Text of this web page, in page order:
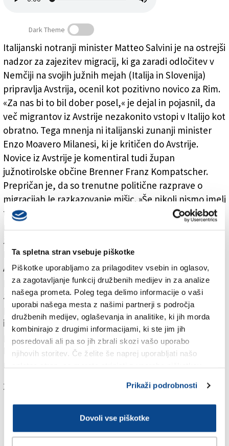
Ta spletna stran vsebuje piškotke
Piškotke uporabljamo za prilagoditev vsebin in oglasov,
za zagotavljanje funkcij družbenih medijev in za analize
našega prometa. Poleg tega delimo informacije o vaši
uporabi našega mesta z našimi partnerji s področja
družbenih medijev, oglaševanja in analitike, ki jih morda
kombinirajo z drugimi informacijami, ki ste jim jih
posredovali ali pa so jih zbrali skozi vašo uporabo
njihovih storitev. Če želite še naprej uporabljati našo
Prikaži podrobnosti
Dovoli vse piškotke
Južni Tirolci kritični do Avstrije (in Salvinija)
Dark Theme
Italijanski notranji minister Matteo Salvini je na ostrejši
nadzor za zajezitev migracij, ki ga zaradi odločitev v
Nemčiji na svojih južnih mejah (Italija in Slovenija)
pripravlja Avstrija, ocenil kot pozitivno novico za Rim.
«Za nas bi to bil dober posel,« je dejal in pojasnil, da
več migrantov iz Avstrije nezakonito vstopi v Italijo kot
obratno. Tega mnenja ni italijanski zunanji minister
Enzo Moavero Milanesi, ki je kritičen do Avstrije.
Novice iz Avstrije je komentiral tudi župan
južnotirolske občine Brenner Franz Kompatscher.
Prepričan je, da so trenutne politične razprave o
migracijah le razkazovanje mišic. »Še nikoli nismo imeli
tako malo migrantov kot sedaj, številke so zelo v
mejah,« je dejal. Ko gre za migracije, po mnenju
župana ni več mogoče govoriti o problemu. Tudi
Kompatscher deli vtis, da trenutno več ljudi pride iz
Avstrije v Italijo kot obratno. Sicer pa na meji že sedaj
preverijo vsak vlak in vsak tovorni vlak, je dodal
župan. Dodatni nadzor tovornjakov in avtomobilov bi
po njegovem mnenju povzročil le gospodarsko škodo
in zastoje. Razmere na Brennerju so zelo mirne tudi
po mnenju deželnega glavarja Južne Tirolske Arna
Kompatscherja. Po njegovem mnenju pa so trenutno
migracije v in iz Italije v Avstrijo nekako uravnotežene.
Za branje in pisanje komentarjevje potrebna prijava